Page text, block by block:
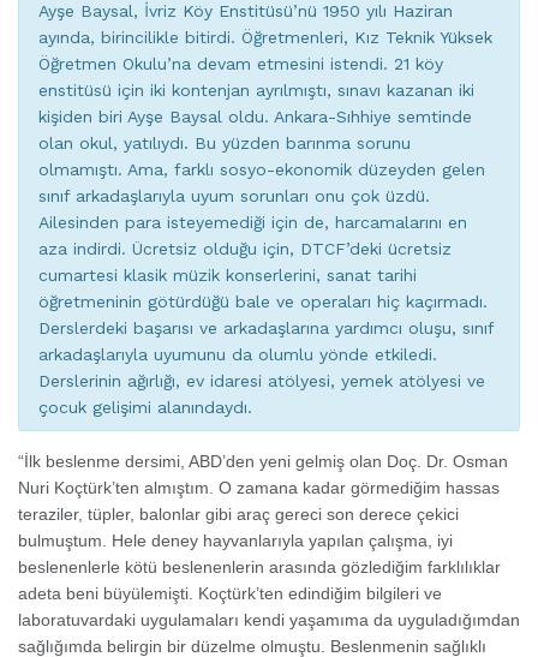
Ayşe Baysal, İvriz Köy Enstitüsü’nü 1950 yılı Haziran
ayında, birincilikle bitirdi. Öğretmenleri, Kız Teknik Yüksek
Öğretmen Okulu’na devam etmesini istendi. 21 köy
enstitüsü için iki kontenjan ayrılmıştı, sınavı kazanan iki
kişiden biri Ayşe Baysal oldu. Ankara-Sıhhiye semtinde
olan okul, yatılıydı. Bu yüzden barınma sorunu
olmamıştı. Ama, farklı sosyo-ekonomik düzeyden gelen
sınıf arkadaşlarıyla uyum sorunları onu çok üzdü.
Ailesinden para isteyemediği için de, harcamalarını en
aza indirdi. Ücretsiz olduğu için, DTCF’deki ücretsiz
cumartesi klasik müzik konserlerini, sanat tarihi
öğretmeninin götürdüğü bale ve operaları hiç kaçırmadı.
Derslerdeki başarısı ve arkadaşlarına yardımcı oluşu, sınıf
arkadaşlarıyla uyumunu da olumlu yönde etkiledi.
Derslerinin ağırlığı, ev idaresi atölyesi, yemek atölyesi ve
çocuk gelişimi alanındaydı.
“İlk beslenme dersimi, ABD’den yeni gelmiş olan Doç. Dr. Osman
Nuri Koçtürk’ten almıştım. O zamana kadar görmediğim hassas
teraziler, tüpler, balonlar gibi araç gereci son derece çekici
bulmuştum. Hele deney hayvanlarıyla yapılan çalışma, iyi
beslenenlerle kötü beslenenlerin arasında gözlediğim farklılıklar
adeta beni büyülemişti. Koçtürk’ten edindiğim bilgileri ve
laboratuvardaki uygulamaları kendi yaşamıma da uyguladığımdan
sağlığımda belirgin bir düzelme olmuştu. Beslenmenin sağlıklı